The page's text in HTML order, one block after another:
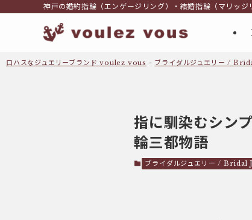
神戸の婚約指輪（エンゲージリング）・結婚指輪（マリッジ
ロハスなジュエリーブランド voulez vous - ブライダルジュエリー /
指に馴染むシン
輪三都物語
ブライダルジュエリー /